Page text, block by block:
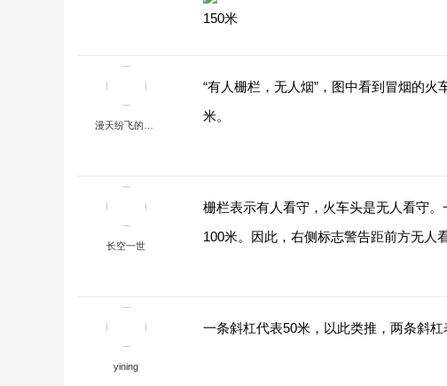
150米
“有人栅栏，无人烟”，图中看到冒烟的
米。
长空一世
栅栏表示有人看守，火车头是无人看守
100米。因此，右侧标志警告距前方无人
yining
一条斜杠代表50米，以此类推，两条斜杠